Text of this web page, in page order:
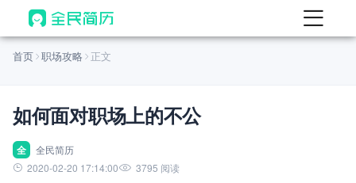
首页
AI 生成简历
AI 优化简历
AI 翻译简历
首页 职场攻略 正文
如何面对职场上的不公
全
全民简历
2020-02-20 17:14:00
3795 阅读